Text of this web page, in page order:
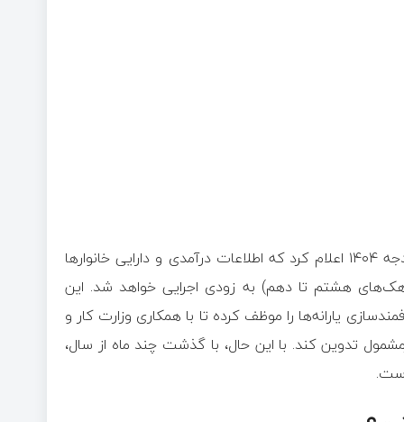
، وزیر تعاون، کار و رفاه اجتماعی با اشاره به قانون بودجه ۱۴۰۴ اعلام کرد که اطلاعات درآمدی و دارایی خانوارها
هشتم تا دهم) به زودی اجرایی خواهد شد. این
سازمان هدفمندسازی یارانه‌ها را موظف کرده تا با همکاری وزارت کار و
تدوین کند. با این حال، با گذشت چند ماه از سال،